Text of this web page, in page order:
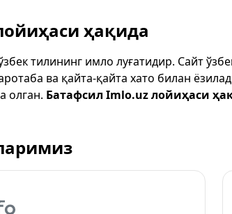
ҳақида
тилининг имло луғатидир. Сайт
ва қайта-қайта хато билан
олган. Батафсил Imlo.uz лойиҳаси